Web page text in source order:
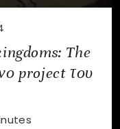
The
project του